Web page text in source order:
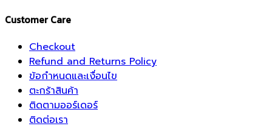
Customer Care
Checkout
Refund and Returns Policy
ข้อกำหนดและเงื่อนไข
ตะกร้าสินค้า
ติดตามออร์เดอร์
ติดต่อเรา